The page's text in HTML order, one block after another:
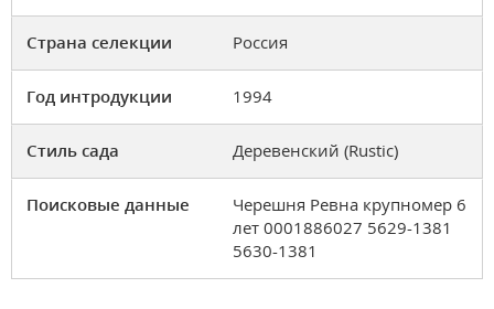
Страна селекции Россия
Год интродукции 1994
Стиль сада Деревенский (Rustic)
Поисковые данные
Черешня Ревна крупномер 6
лет 0001886027 5629-1381
5630-1381